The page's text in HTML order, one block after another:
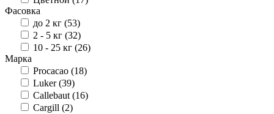
Фасовка
до 2 кг (53)
2 - 5 кг (32)
10 - 25 кг (26)
Марка
Procacao (18)
Luker (39)
Callebaut (16)
Cargill (2)